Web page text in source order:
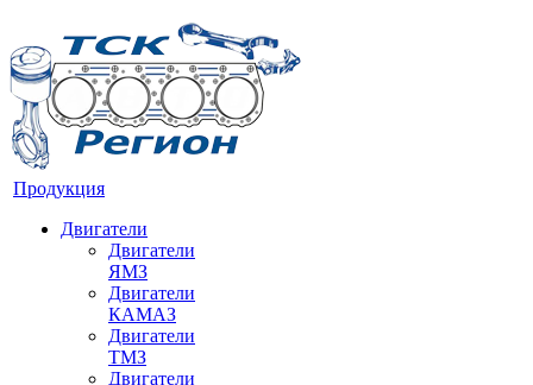
Продукция
Двигатели
Двигатели
ЯМЗ
Двигатели
КАМАЗ
Двигатели
ТМЗ
Двигатели